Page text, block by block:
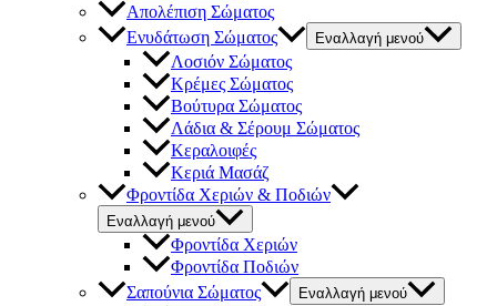
Απολέπιση Σώματος
Ενυδάτωση Σώματος
Εναλλαγή μενού
Λοσιόν Σώματος
Κρέμες Σώματος
Βούτυρα Σώματος
Λάδια & Σέρουμ Σώματος
Κεραλοιφές
Κεριά Μασάζ
Φροντίδα Χεριών & Ποδιών
Εναλλαγή μενού
Φροντίδα Χεριών
Φροντίδα Ποδιών
Σαπούνια Σώματος
Εναλλαγή μενού